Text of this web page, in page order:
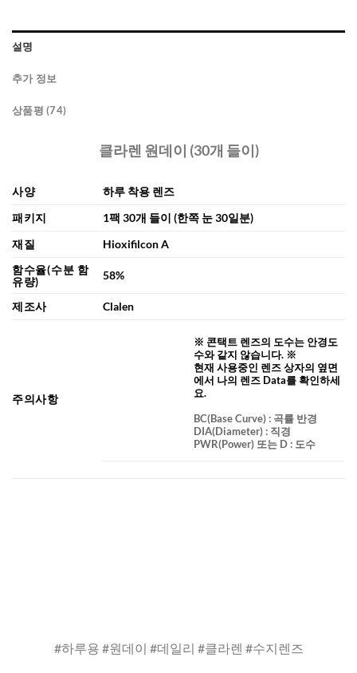
설명
추가 정보
상품평 (74)
클라렌 원데이 (30개 들이)
사양
하루 착용 렌즈
패키지
1팩 30개 들이 (한쪽 눈 30일분)
재질
Hioxifilcon A
함수율(수분 함
유량)
58%
제조사 Clalen
주의사항
※ 콘택트 렌즈의 도수는 안경도
수와 같지 않습니다. ※
현재 사용중인 렌즈 상자의 옆면
에서 나의 렌즈 Data를 확인하세
요.
BC(Base Curve): 곡률 반경
DIA(Diameter) : 직경
PWR(Power) 또는 D : 도수
#하루용 #원데이 #데일리 #클라렌 #수지렌즈